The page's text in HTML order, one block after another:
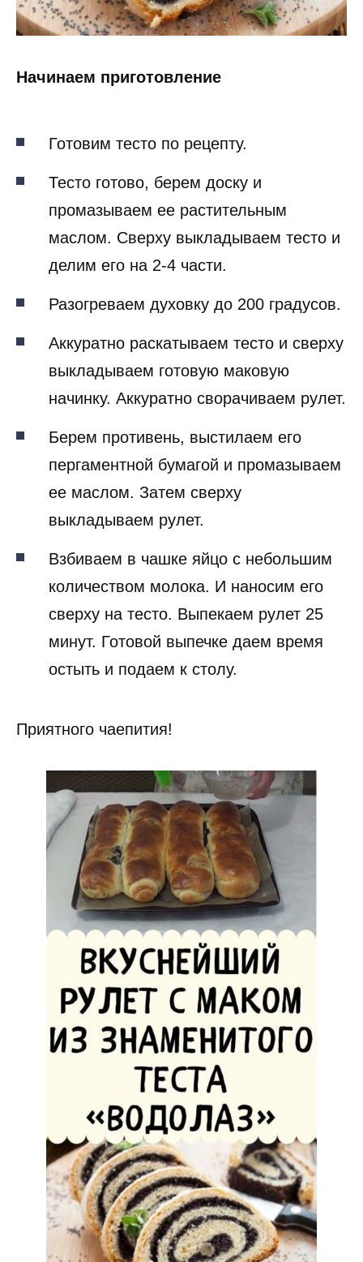
Начинаем приготовление
Готовим тесто по рецепту.
Тесто готово, берем доску и
промазываем ее растительным
маслом. Сверху выкладываем тесто и
делим его на 2-4 части.
Разогреваем духовку до 200 градусов.
Аккуратно раскатываем тесто и сверху
выкладываем готовую маковую
начинку. Аккуратно сворачиваем рулет.
Берем противень, выстилаем его
пергаментной бумагой и промазываем
ее маслом. Затем сверху
выкладываем рулет.
Взбиваем в чашке яйцо с небольшим
количеством молока. И наносим его
сверху на тесто. Выпекаем рулет 25
минут. Готовой выпечке даем время
остыть и подаем к столу.
Приятного чаепития!